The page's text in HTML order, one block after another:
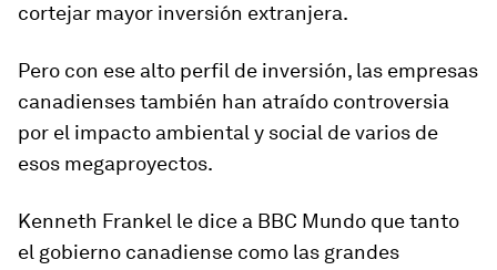
cortejar mayor inversión extranjera.
Pero con ese alto perfil de inversión, las empresas
canadienses también han atraído controversia
por el impacto ambiental y social de varios de
esos megaproyectos.
Kenneth Frankel le dice a BBC Mundo que tanto
el gobierno canadiense como las grandes